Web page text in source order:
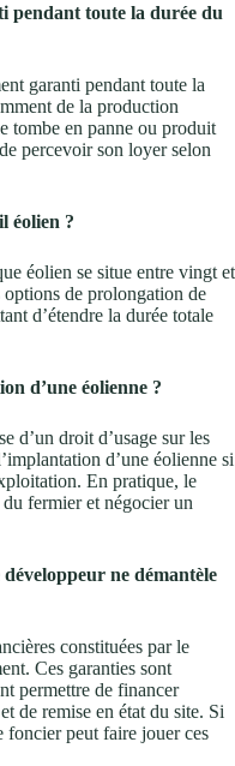
pendant toute la durée du
garanti pendant toute la
de la production
tombe en panne ou produit
percevoir son loyer selon
éolien ?
éolien se situe entre vingt et
options de prolongation de
d’étendre la durée totale
d’une éolienne ?
d’un droit d’usage sur les
d’une éolienne si
En pratique, le
fermier et négocier un
ne démantèle
constituées par le
Ces garanties sont
permettre de financer
de remise en état du site. Si
peut faire jouer ces